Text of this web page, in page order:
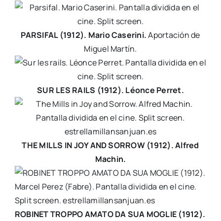
PARSIFAL (1912). Mario Caserini.Aportación de
Miguel Martín.
SUR LES RAILS (1912). Léonce Perret.
THE MILLS IN JOY AND SORROW (1912). Alfred
Machin.
ROBINET TROPPO AMATO DA SUA MOGLIE (1912).